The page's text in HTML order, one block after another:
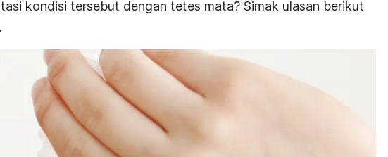
kondisi tersebut dengan tetes mata? Simak ulasan berikut